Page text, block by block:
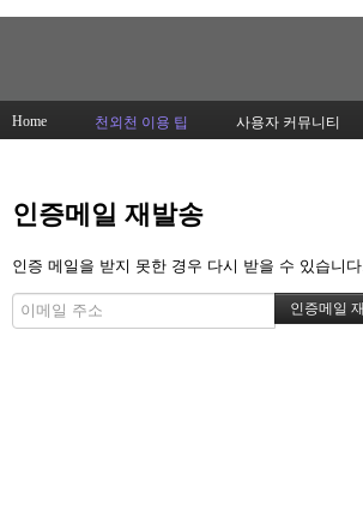
Home 천외천 이용 팁 사용자 커뮤니티
인증메일 재발송
인증 메일을 받지 못한 경우 다시 받을 수 있습니다.